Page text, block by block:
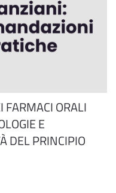
FARMACI ORALI
E
DEL PRINCIPIO